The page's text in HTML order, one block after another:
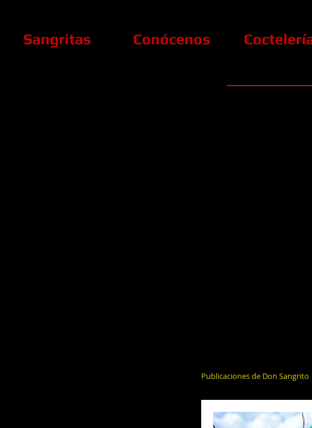
Sangritas Conócenos
Publicaciones de Don Sangrito
El Alcohol y la Salud